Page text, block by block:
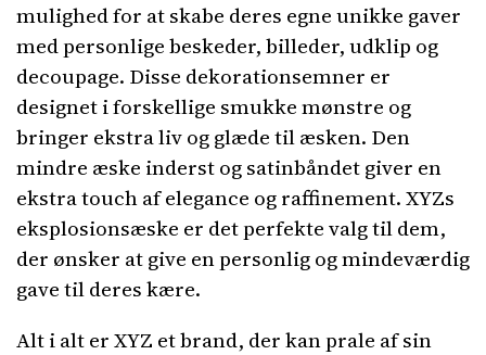
mulighed for at skabe deres egne unikke gaver
med personlige beskeder, billeder, udklip og
decoupage. Disse dekorationsemner er
designet i forskellige smukke mønstre og
bringer ekstra liv og glæde til æsken. Den
mindre æske inderst og satinbåndet giver en
ekstra touch af elegance og raffinement. XYZs
eksplosionsæske er det perfekte valg til dem,
der ønsker at give en personlig og mindeværdig
gave til deres kære.
Alt i alt er XYZ et brand, der kan prale af sin